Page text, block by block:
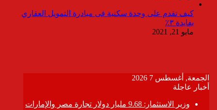
كيف تقدم على وحدة سكنية فى مبادرة التمويل العقاري
بفايدة ٣٪
مايو 21, 2021